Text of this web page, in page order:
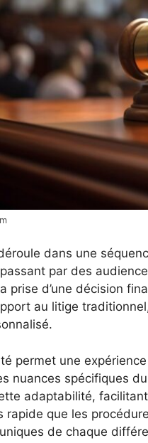
dans une
par des
prise d’une décision
au litige
permet une
nuances spécifiques
adaptabilité,
rapide que les
de chaque